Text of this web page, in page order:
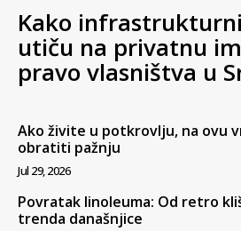
Kako
utiču na privatnu
pravo vlasništva u
Ako živite u potkrovlju, na ovu
obratiti pažnju
Jul 29, 2026
Povratak linoleuma: Od retro
trenda današnjice